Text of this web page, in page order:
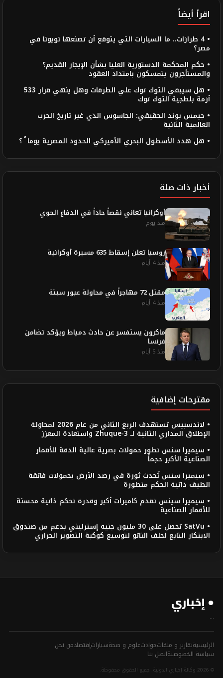
اقرأ أيضاً
• 4 طرازات.. ما السيارات التي يتوقع أن تصنعها تويوتا في
مصر؟
• حكم المحكمة الدستورية العليا بشأن الإيجار القديم؟
والمستأجرون يتمسكون بامتداد العقود
• هل سيبقي التوك توك علي الطرقات وهل ينهي قرار 533
أزمة بلطجية التوك توك
• جيمس بوند الحقيقي: الجاسوس الذي غير تاريخ الحرب
العالمية الثانية
• هل هدد الأسطول البحري الأميركي الحدود المصرية يوما ً ؟
أخبار ذات صلة
أوكرانيا تعاني نقصاً حاداً في الدفاع الجوي
منذ يوم
روسيا تعلن إسقاط 635 مسيرة أوكرانية
منذ 4 أيام
مقتل 72 مهاجراً في محاولة عبور سبتة
منذ 4 أيام
ماكرون يستفسر عن حادث دمياط ويؤكد تضامن
فرنسا
منذ 5 أيام
مقترحات إضافية
• لاندسبيس تستهدف الربع الثاني من عام 2026 لمحاولة
الإطلاق المداري الثانية لـ Zhuque-3 واستعادة المعزز
• سيميرا سنس تطور حمولات بصرية عالية الدقة للأقمار
الصناعية الأكبر حجماً
• سيميرا سنس تُحدث ثورة في رصد الأرض بحمولات فائقة
الطيف ذاتية الحكم متطورة
• سيميرا سينس تقدم كاميرات أكبر وقدرة تحكم ذاتية محسنة
للأقمار الصناعية
• SatVu تحصل على 30 مليون جنيه إسترليني بدعم من صندوق
الابتكار التابع لحلف الناتو لتوسيع كوكبة التصوير الحراري
● إخباري
...
الرئيسيةتقارير و ملفاتحوادثعلوم و صحةسياراتإقتصادمن نحن
سياسة الخصوصيةاتصل بنا
© 2026 وكالة إخباري الدولية. جميع الحقوق محفوظة.